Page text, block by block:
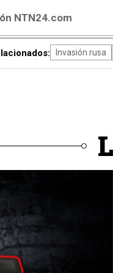
NTN24.com
Invasión rusa